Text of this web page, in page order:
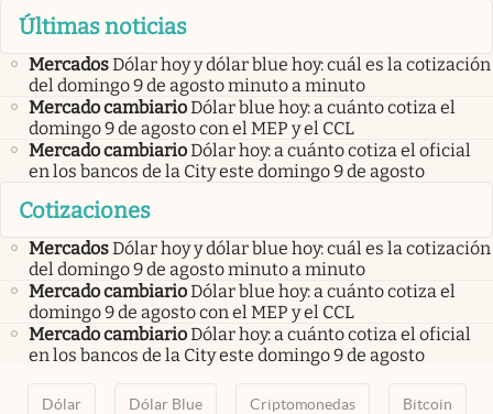
Últimas noticias
MercadosDólar hoy y dólar blue hoy: cuál es la cotización
del domingo 9 de agosto minuto a minuto
Mercado cambiarioDólar blue hoy: a cuánto cotiza el
domingo 9 de agosto con el MEP y el CCL
Mercado cambiarioDólar hoy: a cuánto cotiza el oficial
en los bancos de la City este domingo 9 de agosto
Cotizaciones
MercadosDólar hoy y dólar blue hoy: cuál es la cotización
del domingo 9 de agosto minuto a minuto
Mercado cambiarioDólar blue hoy: a cuánto cotiza el
domingo 9 de agosto con el MEP y el CCL
Mercado cambiarioDólar hoy: a cuánto cotiza el oficial
en los bancos de la City este domingo 9 de agosto
Dólar Dólar Blue Criptomonedas Bitcoin